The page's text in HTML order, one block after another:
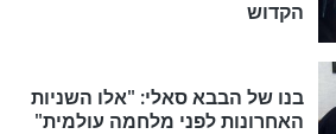
הגאולה תהיה אפיקורסות